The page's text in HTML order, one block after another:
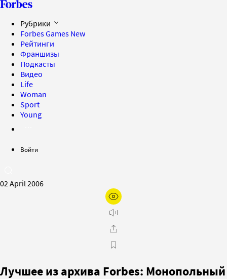
Рубрики
Forbes Games New
Рейтинги
Франшизы
Подкасты
Видео
Life
Woman
Sport
Young
Войти
02 April 2006
Лучшее из архива Forbes: Монопольный